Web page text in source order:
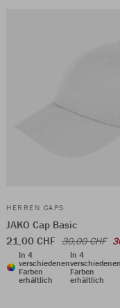
HERREN CAPS
JAKO Cap Basic
21,00 CHF 30,00 CHF
In 4
verschiedenen
Farben
erhältlich
In 4
Farben
erhältlich